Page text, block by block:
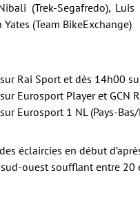
(Trek-Segafredo),
(Team BikeExchange)
Rai Sport et dès 14h00
Eurosport Player et GCN
Eurosport 1 NL (Pays-
éclaircies en début
ouest soufflant entre 20